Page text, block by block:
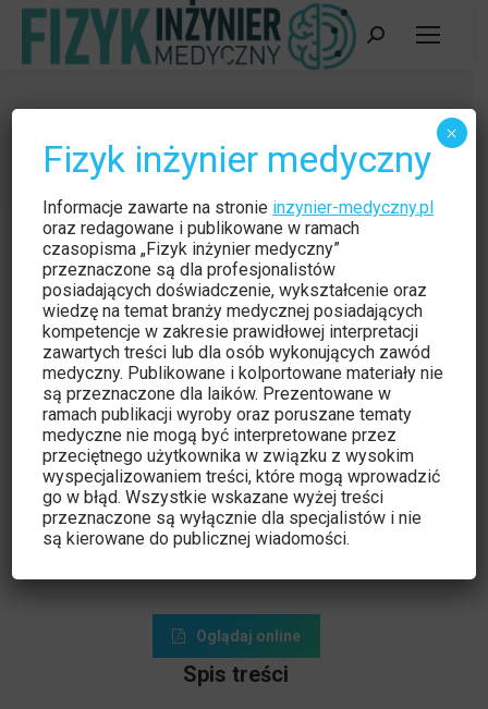
Szukaj:
Jesteś tutaj:
Strona główna Wydania IFM 3/2015
Oglądaj online
Spis treści
Fizyk inżynier medyczny
Informacje zawarte na stronie inzynier-medyczny.pl
oraz redagowane i publikowane w ramach
czasopisma „Fizyk inżynier medyczny”
przeznaczone są dla profesjonalistów
posiadających doświadczenie, wykształcenie oraz
wiedzę na temat branży medycznej posiadających
kompetencje w zakresie prawidłowej interpretacji
zawartych treści lub dla osób wykonujących zawód
medyczny. Publikowane i kolportowane materiały nie
są przeznaczone dla laików. Prezentowane w
ramach publikacji wyroby oraz poruszane tematy
medyczne nie mogą być interpretowane przez
przeciętnego użytkownika w związku z wysokim
wyspecjalizowaniem treści, które mogą wprowadzić
go w błąd. Wszystkie wskazane wyżej treści
przeznaczone są wyłącznie dla specjalistów i nie
są kierowane do publicznej wiadomości.
×